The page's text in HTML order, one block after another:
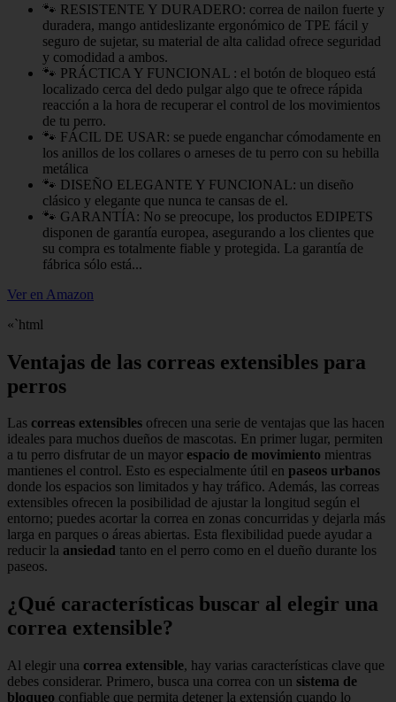
🐾 RESISTENTE Y DURADERO: correa de nailon fuerte y
duradera, mango antideslizante ergonómico de TPE fácil y
seguro de sujetar, su material de alta calidad ofrece seguridad
y comodidad a ambos.
🐾 PRÁCTICA Y FUNCIONAL : el botón de bloqueo está
localizado cerca del dedo pulgar algo que te ofrece rápida
reacción a la hora de recuperar el control de los movimientos
de tu perro.
🐾 FÁCIL DE USAR: se puede enganchar cómodamente en
los anillos de los collares o arneses de tu perro con su hebilla
metálica
🐾 DISEÑO ELEGANTE Y FUNCIONAL: un diseño
clásico y elegante que nunca te cansas de el.
🐾 GARANTÍA: No se preocupe, los productos EDIPETS
disponen de garantía europea, asegurando a los clientes que
su compra es totalmente fiable y protegida. La garantía de
fábrica sólo está...
Ver en Amazon
«`html
Ventajas de las correas extensibles para
perros
Las correas extensibles ofrecen una serie de ventajas que las hacen
ideales para muchos dueños de mascotas. En primer lugar, permiten
a tu perro disfrutar de un mayor espacio de movimiento mientras
mantienes el control. Esto es especialmente útil en paseos urbanos
donde los espacios son limitados y hay tráfico. Además, las correas
extensibles ofrecen la posibilidad de ajustar la longitud según el
entorno; puedes acortar la correa en zonas concurridas y dejarla más
larga en parques o áreas abiertas. Esta flexibilidad puede ayudar a
reducir la ansiedad tanto en el perro como en el dueño durante los
paseos.
¿Qué características buscar al elegir una
correa extensible?
Al elegir una correa extensible, hay varias características clave que
debes considerar. Primero, busca una correa con un sistema de
bloqueo confiable que permita detener la extensión cuando lo